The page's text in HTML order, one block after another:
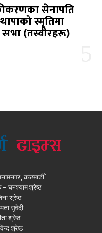
सेनापति
स्मृतिमा
सभा (तस्वीरहरू)
काठमाडौँ
- घनश्याम श्रेष्ठ
श्रेष्ठ
सुवेदी
श्रेष्ठ
श्रेष्ठ